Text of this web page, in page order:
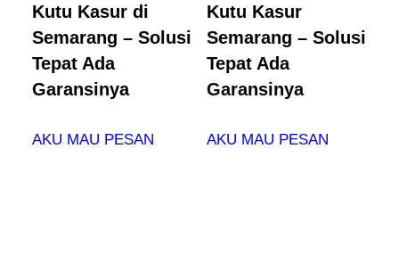
Kutu Kasur di
Semarang – Solusi
Tepat Ada
Garansinya
AKU MAU PESAN
Kutu Kasur
Semarang – Solusi
Tepat Ada
Garansinya
AKU MAU PESAN